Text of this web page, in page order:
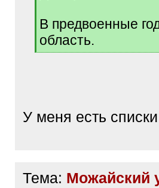
В предвоенные
область.
[
У меня есть
Тема: Можайский